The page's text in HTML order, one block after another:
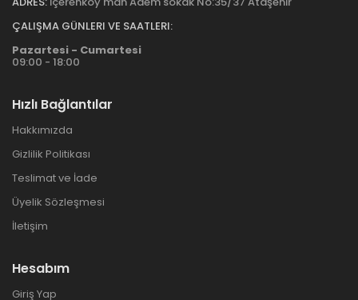
ÇALIŞMA GÜNLERI VE SAATLERI:
Pazartesi - Cumartesi
09:00 - 18:00
Hızlı Bağlantılar
Hakkımızda
Gizlilik Politikası
Teslimat ve İade
Üyelik Sözleşmesi
İletişim
Hesabım
Giriş Yap